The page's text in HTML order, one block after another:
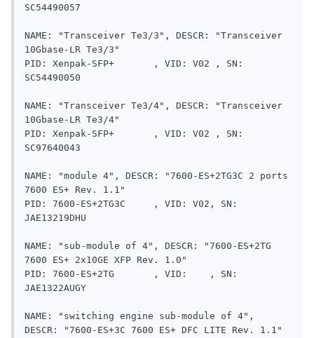
SC54490057
NAME: "Transceiver Te3/3", DESCR: "Transceiver
10Gbase-LR Te3/3"
PID: Xenpak-SFP+       , VID: V02 , SN:
SC54490050
NAME: "Transceiver Te3/4", DESCR: "Transceiver
10Gbase-LR Te3/4"
PID: Xenpak-SFP+       , VID: V02 , SN:
SC97640043
NAME: "module 4", DESCR: "7600-ES+2TG3C 2 ports
7600 ES+ Rev. 1.1"
PID: 7600-ES+2TG3C     , VID: V02, SN:
JAE13219DHU
NAME: "sub-module of 4", DESCR: "7600-ES+2TG
7600 ES+ 2x10GE XFP Rev. 1.0"
PID: 7600-ES+2TG       , VID:    , SN:
JAE1322AUGY
NAME: "switching engine sub-module of 4",
DESCR: "7600-ES+3C 7600 ES+ DFC LITE Rev. 1.1"